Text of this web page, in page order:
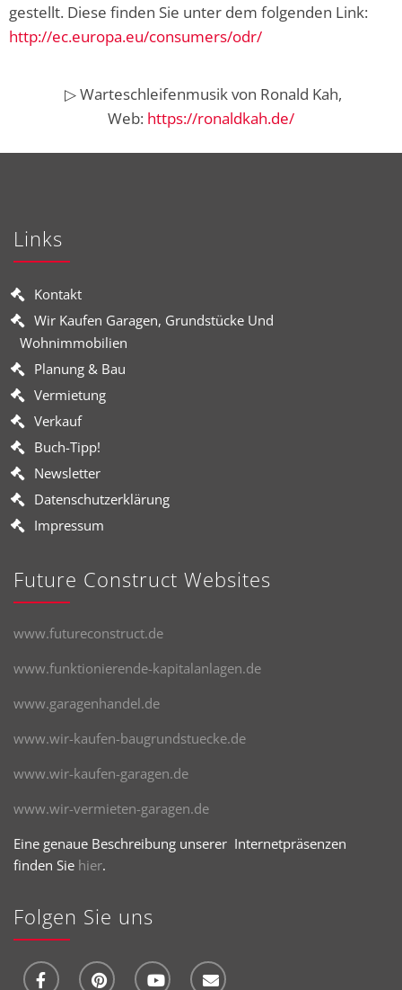
gestellt. Diese finden Sie unter dem folgenden Link:
http://ec.europa.eu/consumers/odr/
▷ Warteschleifenmusik von Ronald Kah,
Web: https://ronaldkah.de/
Links
Kontakt
Wir Kaufen Garagen, Grundstücke Und
Wohnimmobilien
Planung & Bau
Vermietung
Verkauf
Buch-Tipp!
Newsletter
Datenschutzerklärung
Impressum
Future Construct Websites
www.futureconstruct.de
www.funktionierende-kapitalanlagen.de
www.garagenhandel.de
www.wir-kaufen-baugrundstuecke.de
www.wir-kaufen-garagen.de
www.wir-vermieten-garagen.de
Eine genaue Beschreibung unserer Internetpräsenzen
finden Sie hier.
Folgen Sie uns